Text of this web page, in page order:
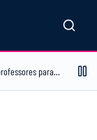
Seduc divulga resultado das inscrições de professores para atuação no Sabadou